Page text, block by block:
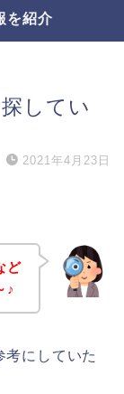
を紹介
してい
2021年4月23日
ど
♪
考にしていた